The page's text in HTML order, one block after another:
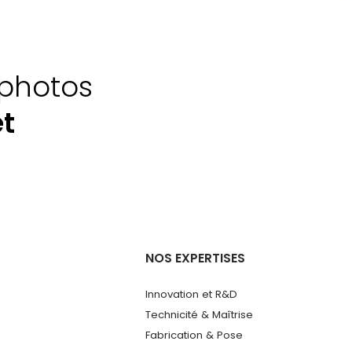
NOS EXPERTISES
Innovation et R&D
Technicité & Maîtrise
Fabrication & Pose